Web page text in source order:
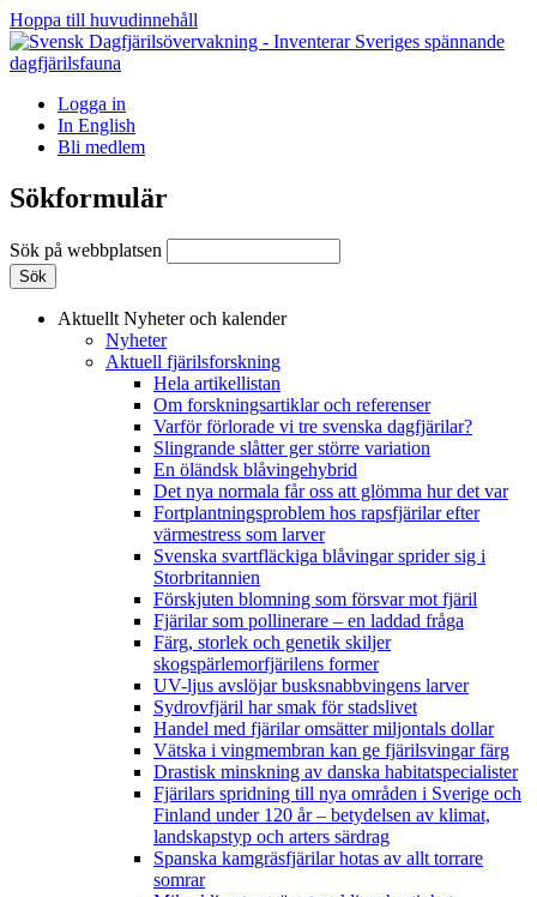
Hoppa till huvudinnehåll
Logga in
In English
Bli medlem
Sökformulär
Sök på webbplatsen
Aktuellt Nyheter och kalender
Nyheter
Aktuell fjärilsforskning
Hela artikellistan
Om forskningsartiklar och referenser
Varför förlorade vi tre svenska dagfjärilar?
Slingrande slåtter ger större variation
En öländsk blåvingehybrid
Det nya normala får oss att glömma hur det var
Fortplantningsproblem hos rapsfjärilar efter
värmestress som larver
Svenska svartfläckiga blåvingar sprider sig i
Storbritannien
Förskjuten blomning som försvar mot fjäril
Fjärilar som pollinerare – en laddad fråga
Färg, storlek och genetik skiljer
skogspärlemorfjärilens former
UV-ljus avslöjar busksnabbvingens larver
Sydrovfjäril har smak för stadslivet
Handel med fjärilar omsätter miljontals dollar
Vätska i vingmembran kan ge fjärilsvingar färg
Drastisk minskning av danska habitatspecialister
Fjärilars spridning till nya områden i Sverige och
Finland under 120 år– betydelsen av klimat,
landskapstyp och arters särdrag
Spanska kamgräsfjärilar hotas av allt torrare
somrar